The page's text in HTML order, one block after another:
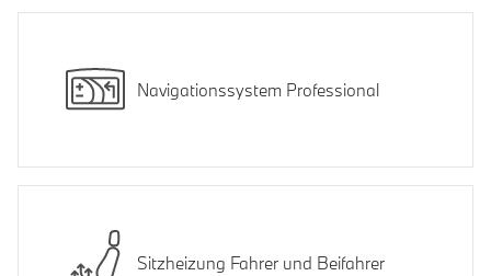
Navigationssystem Professional
Sitzheizung Fahrer und Beifahrer